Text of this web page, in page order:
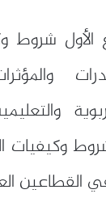
الأول
وكيفيات
القطاعين